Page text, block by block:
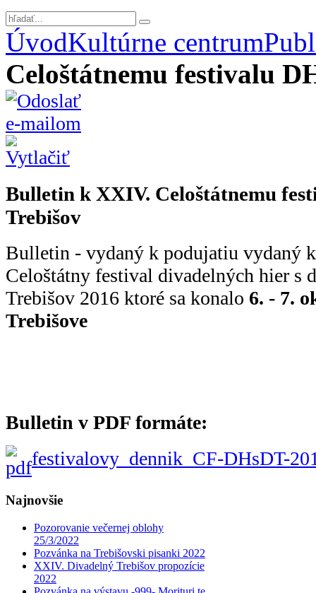
ÚvodKultúrne centrum
Celoštátnemu festivalu
Bulletin k XXIV. Celoštátnemu
Trebišov
Bulletin - vydaný k podujatiu vydaný
Celoštátny festival divadelných hier s
Trebišov 2016 ktoré sa konalo 6. - 7.
Trebišove
Bulletin v PDF formáte:
festivalovy_dennik_CF-DHsDT-
Najnovšie
Pozorovanie večernej oblohy
25/3/2022
Pozvánka na Trebišovski pisanki 2022
XXIV. Divadelný Trebišov propozície
2022